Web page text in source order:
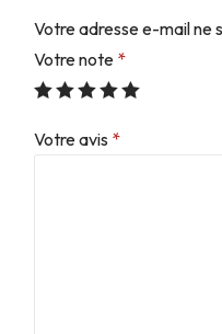
Votre adresse e-mail ne
Votre note *
Votre avis *